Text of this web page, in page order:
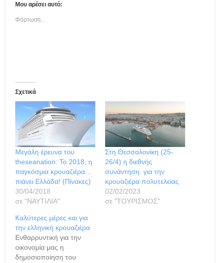
Μου αρέσει αυτό:
Φόρτωση...
Σχετικά
Μεγάλη έρευνα του
theseanation: Το 2018, η
παγκόσμια κρουαζιέρα…
πιάνει Ελλάδα! (Πίνακες)
30/04/2018
σε "ΝΑΥΤΙΛΙΑ"
Στη Θεσσαλονίκη (25-
26/4) η διεθνής
συνάντηση για την
κρουαζιέρα πολυτελείας
02/02/2023
σε "ΤΟΥΡΙΣΜΟΣ"
Καλύτερες μέρες και για
την ελληνική κρουαζιέρα
Ενθαρρυντική για την
οικονομία μας η
δημοσιοποίηση του